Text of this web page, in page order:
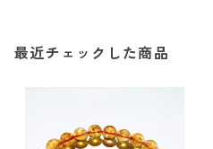
最近チェックした商品